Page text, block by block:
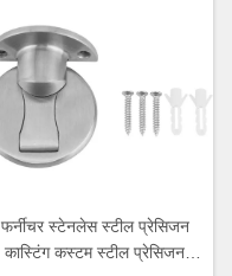
फर्नीचर स्टेनलेस स्टील प्रेसिजन
कास्टिंग कस्टम स्टील प्रेसिजन